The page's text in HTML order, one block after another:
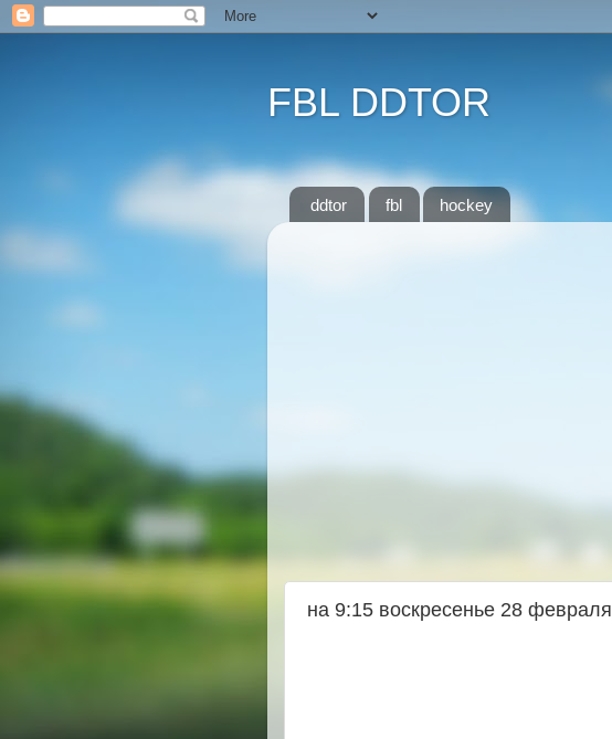
FBL DDTOR
ddtor fbl hockey
на 9:15 воскресенье 28 февраля